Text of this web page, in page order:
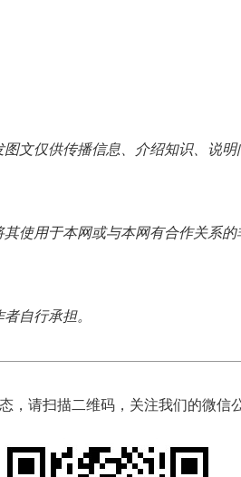
文仅供传播信息、介绍知识、说
使用于本网或与本网有合作关系
自行承担。
，请扫描二维码，关注我们的微信